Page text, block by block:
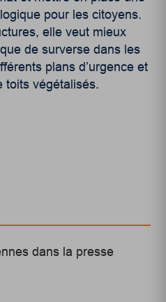
pour les citoyens.
elle veut mieux
de surverse dans les
plans d’urgence et
toits végétalisés.
dans la presse